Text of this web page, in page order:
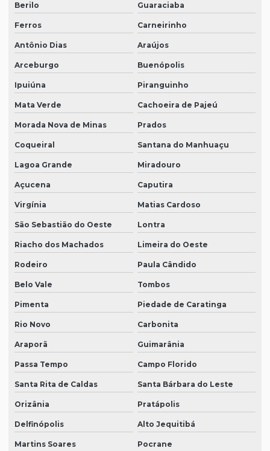
Berilo Guaraciaba
Ferros Carneirinho
Antônio Dias Araújos
Arceburgo Buenópolis
Ipuiúna Piranguinho
Mata Verde Cachoeira de Pajeú
Morada Nova de Minas Prados
Coqueiral Santana do Manhuaçu
Lagoa Grande Miradouro
Açucena Caputira
Virgínia Matias Cardoso
São Sebastião do Oeste Lontra
Riacho dos Machados Limeira do Oeste
Rodeiro Paula Cândido
Belo Vale Tombos
Pimenta Piedade de Caratinga
Rio Novo Carbonita
Araporã Guimarânia
Passa Tempo Campo Florido
Santa Rita de Caldas Santa Bárbara do Leste
Orizânia Pratápolis
Delfinópolis Alto Jequitibá
Martins Soares Pocrane